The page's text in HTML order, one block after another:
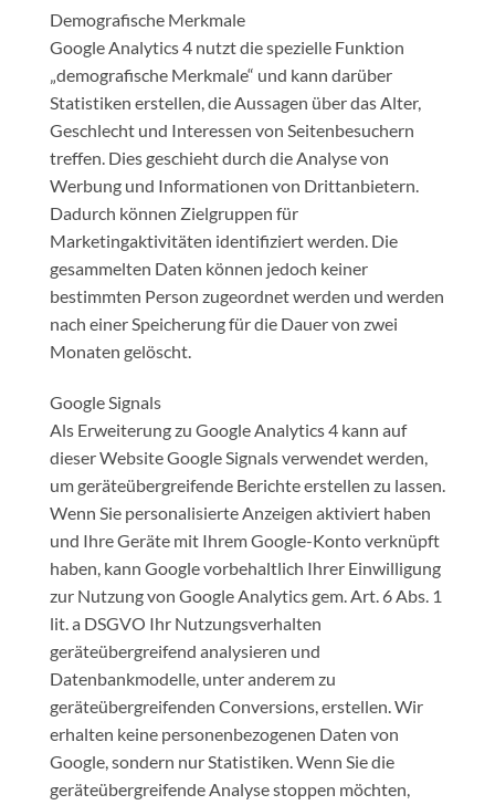
Demografische Merkmale
Google Analytics 4 nutzt die spezielle Funktion
„demografische Merkmale“ und kann darüber
Statistiken erstellen, die Aussagen über das Alter,
Geschlecht und Interessen von Seitenbesuchern
treffen. Dies geschieht durch die Analyse von
Werbung und Informationen von Drittanbietern.
Dadurch können Zielgruppen für
Marketingaktivitäten identifiziert werden. Die
gesammelten Daten können jedoch keiner
bestimmten Person zugeordnet werden und werden
nach einer Speicherung für die Dauer von zwei
Monaten gelöscht.
Google Signals
Als Erweiterung zu Google Analytics 4 kann auf
dieser Website Google Signals verwendet werden,
um geräteübergreifende Berichte erstellen zu lassen.
Wenn Sie personalisierte Anzeigen aktiviert haben
und Ihre Geräte mit Ihrem Google-Konto verknüpft
haben, kann Google vorbehaltlich Ihrer Einwilligung
zur Nutzung von Google Analytics gem. Art. 6 Abs. 1
lit. a DSGVO Ihr Nutzungsverhalten
geräteübergreifend analysieren und
Datenbankmodelle, unter anderem zu
geräteübergreifenden Conversions, erstellen. Wir
erhalten keine personenbezogenen Daten von
Google, sondern nur Statistiken. Wenn Sie die
geräteübergreifende Analyse stoppen möchten,